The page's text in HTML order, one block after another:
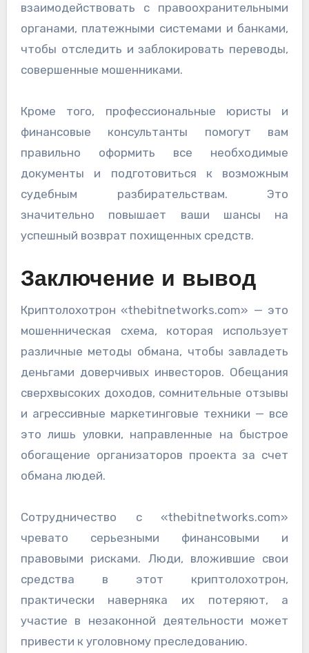
взаимодействовать с правоохранительными
органами, платежными системами и банками,
чтобы отследить и заблокировать переводы,
совершенные мошенниками.
Кроме того, профессиональные юристы и
финансовые консультанты помогут вам
правильно оформить все необходимые
документы и подготовиться к возможным
судебным разбирательствам. Это
значительно повышает ваши шансы на
успешный возврат похищенных средств.
Заключение и вывод
Криптолохотрон «thebitnetworks.com» — это
мошенническая схема, которая использует
различные методы обмана, чтобы завладеть
деньгами доверчивых инвесторов. Обещания
сверхвысоких доходов, сомнительные отзывы
и агрессивные маркетинговые техники — все
это лишь уловки, направленные на быстрое
обогащение организаторов проекта за счет
обмана людей.
Сотрудничество с «thebitnetworks.com»
чревато серьезными финансовыми и
правовыми рисками. Люди, вложившие свои
средства в этот криптолохотрон,
практически наверняка их потеряют, а
участие в незаконной деятельности может
привести к уголовному преследованию.